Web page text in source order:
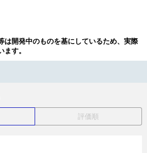
は開発中のものを基にしているため、実際
す。
評価順